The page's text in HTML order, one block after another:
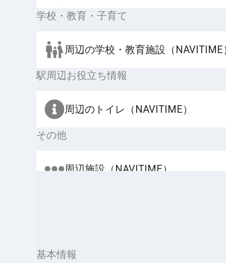
学校・教育・子育て
周辺の学校・教育施設（NAVITIME
駅周辺お役立ち情報
周辺のトイレ（NAVITIME）
その他
周辺施設（NAVITIME）
基本情報